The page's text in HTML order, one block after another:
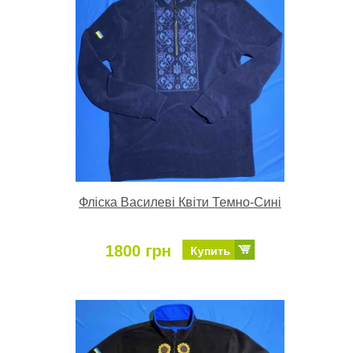
Фліска Василеві Квіти Темно-Сині
1800 грн Купить